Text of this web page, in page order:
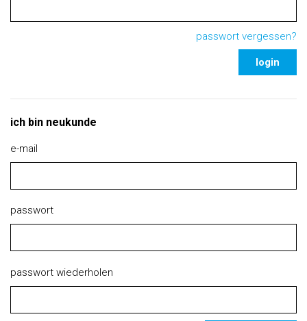
passwort vergessen?
login
ich bin neukunde
e-mail
passwort
passwort wiederholen